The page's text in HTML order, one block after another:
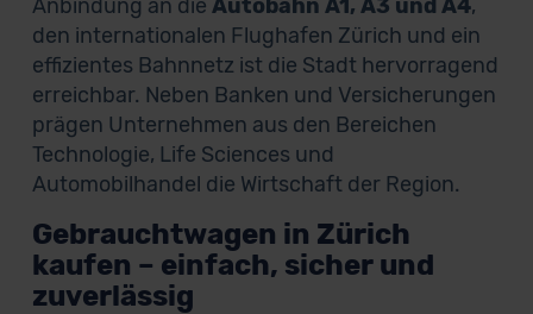
Anbindung an die Autobahn A1, A3 und A4,
den internationalen Flughafen Zürich und ein
effizientes Bahnnetz ist die Stadt hervorragend
erreichbar. Neben Banken und Versicherungen
prägen Unternehmen aus den Bereichen
Technologie, Life Sciences und
Automobilhandel die Wirtschaft der Region.
Gebrauchtwagen in Zürich
kaufen – einfach, sicher und
zuverlässig